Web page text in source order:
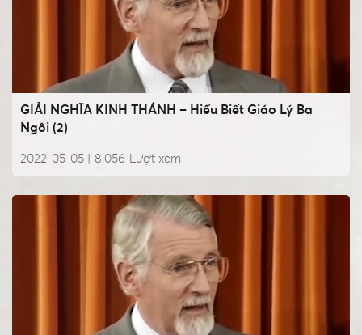
GIẢI NGHĨA KINH THÁNH – Hiểu Biết Giáo Lý Ba
Ngôi (2)
2022-05-05 | Lượt xem
8.056